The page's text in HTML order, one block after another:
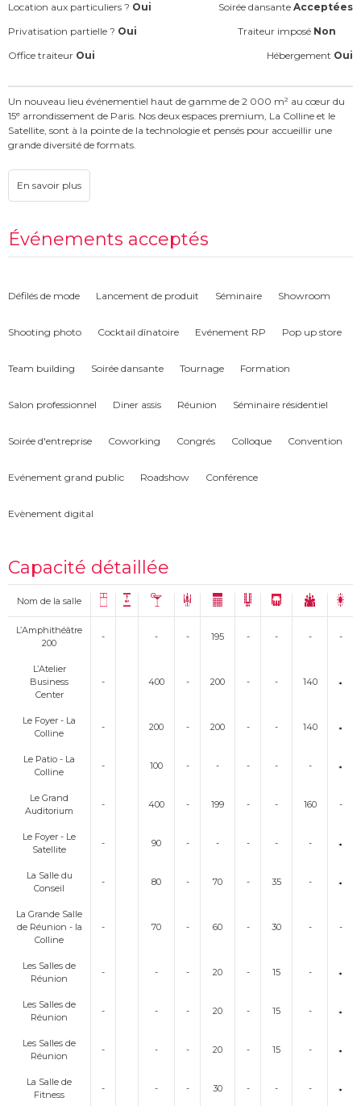
Location aux particuliers ? Oui Soirée dansante Acceptées
Privatisation partielle ? Oui Traiteur imposé Non
Office traiteur Oui Hébergement Oui
Un nouveau lieu événementiel haut de gamme de 2 000 m² au cœur du
15ᵉ arrondissement de Paris. Nos deux espaces premium, La Colline et le
Satellite, sont à la pointe de la technologie et pensés pour accueillir une
grande diversité de formats.
Le Polyvalent du 15ème propose des espaces lumineux, entièrement
équipés en audiovisuel, avec une régie technique pour les auditoriums.
Modulables et polyvalents, nos lieux s’adaptent à tous types d’événements.
organisation parfaitement maîtrisée : hôtesses d’accueil, restauration,
prestataires techniques, mobilier et services complémentaires. Tout est
pensé pour offrir une expérience fluide, efficace et entièrement clé en main.
Événements acceptés
Défilés de mode Lancement de produit Séminaire Showroom
Shooting photo Cocktail dînatoire Evénement RP Pop up store
Team building Soirée dansante Tournage Formation
Salon professionnel Diner assis Réunion Séminaire résidentiel
Soirée d'entreprise Coworking Congrés Colloque Convention
Evénement grand public Roadshow Conférence
Evènement digital
Capacité détaillée
Nom de la salle
L’Amphithéâtre
200
- - - 195 - - - -
L’Atelier
Business
Center
- 400 - 200 - - 140
Le Foyer - La
Colline
- 200 - 200 - - 140
Le Patio - La
Colline
- 100 - - - - -
Le Grand
Auditorium
- 400 - 199 - - 160 -
Le Foyer - Le
Satellite
- 90 - - - - -
La Salle du
Conseil
- 80 - 70 - 35 -
La Grande Salle
de Réunion - la
Colline
- 70 - 60 - 30 - -
Les Salles de
Réunion
- - - 20 - 15 -
Les Salles de
Réunion
- - - 20 - 15 -
Les Salles de
Réunion
- - - 20 - 15 -
La Salle de
Fitness
- - - 30 - - -